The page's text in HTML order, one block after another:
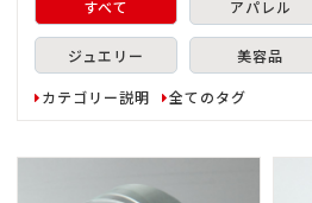
すべて アパレル
ジュエリー 美容品
カテゴリー説明 全てのタグ